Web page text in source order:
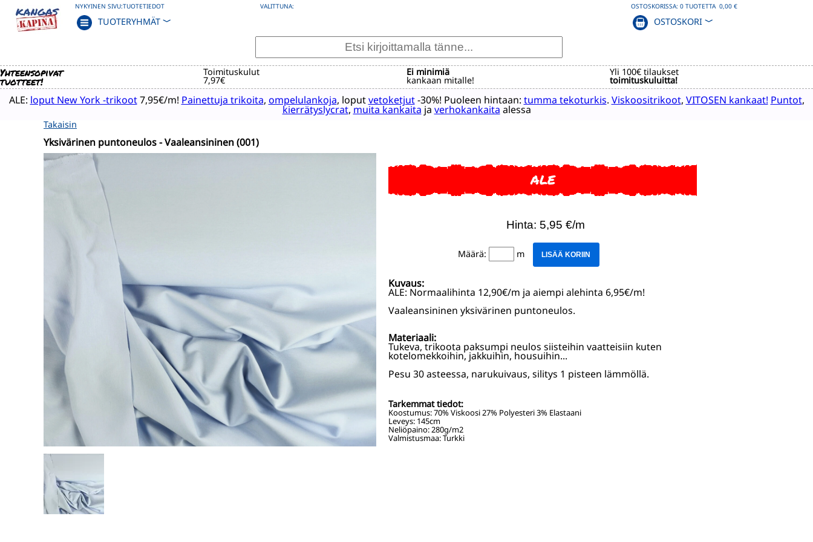
NYKYINEN SIVU:TUOTETIEDOT
TUOTERYHMÄT ﹀
VALITTUNA: OSTOSKORISSA: 0TUOTETTA 0,00 €
OSTOSKORI ﹀
Yhteensopivat
tuotteet!
Toimituskulut
7,97€
Ei minimiä
kankaan mitalle!
Yli 100€ tilaukset
toimituskuluitta!
ALE: loput New York -trikoot7,95€/m! Painettuja trikoita, ompelulankoja, loputvetoketjut-30%! Puoleen hintaan: tumma tekoturkis. Viskoositrikoot, VITOSEN kankaat! Puntot,
kierrätyslycrat,muita kankaita ja verhokankaita alessa
Takaisin
Yksivärinen puntoneulos - Vaaleansininen (001)
ALE
Hinta: 5,95 €/m
Määrä: m LISÄÄ KORIIN
Kuvaus:
ALE: Normaalihinta 12,90€/m ja aiempi alehinta 6,95€/m!
Vaaleansininen yksivärinen puntoneulos.
Materiaali:
Tukeva, trikoota paksumpi neulos siisteihin vaatteisiin kuten
kotelomekkoihin, jakkuihin, housuihin...
Pesu 30 asteessa, narukuivaus, silitys 1 pisteen lämmöllä.
Tarkemmat tiedot:
Koostumus:70% Viskoosi 27% Polyesteri 3% Elastaani
Leveys: 145cm
Neliöpaino:280g/m2
Valmistusmaa: Turkki